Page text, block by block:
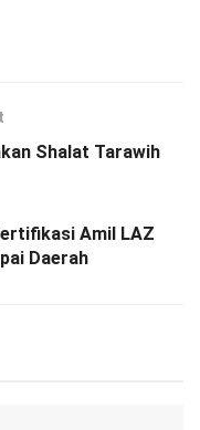
Shalat Tarawih
Amil LAZ
Daerah